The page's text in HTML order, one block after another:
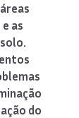
as
do